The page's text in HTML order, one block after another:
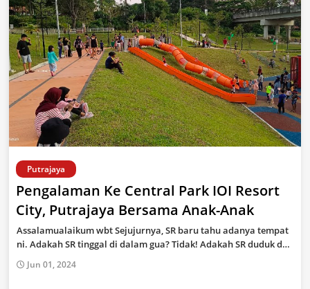
Putrajaya
Pengalaman Ke Central Park IOI Resort
City, Putrajaya Bersama Anak-Anak
Assalamualaikum wbt Sejujurnya, SR baru tahu adanya tempat
ni. Adakah SR tinggal di dalam gua? Tidak! Adakah SR duduk d…
Jun 01, 2024